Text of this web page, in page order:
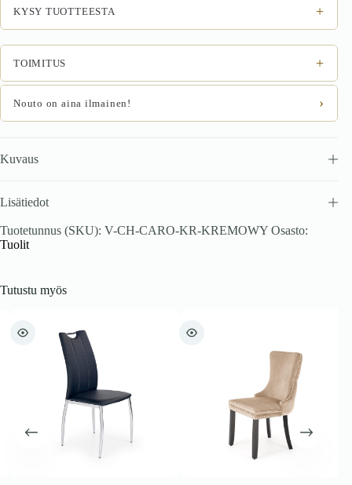
kerma
määrä
KYSY TUOTTEESTA +
TOIMITUS +
Nouto on aina ilmainen! ›
Kuvaus
Lisätiedot
Tuotetunnus (SKU): V-CH-CARO-KR-KREMOWY Osasto:
Tuolit
Tutustu myös